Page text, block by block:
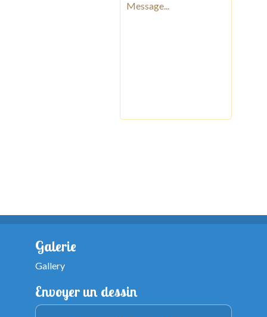
Galerie
Gallery
Envoyer un dessin